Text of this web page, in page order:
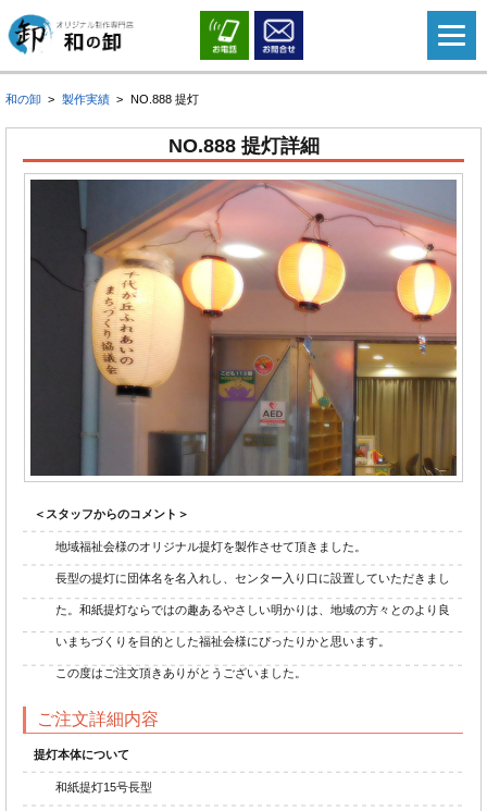
和の卸 製作実績 NO.888 提灯
NO.888 提灯詳細
＜スタッフからのコメント＞
地域福祉会様のオリジナル提灯を製作させて頂きました。
長型の提灯に団体名を名入れし、センター入り口に設置していただきまし
た。和紙提灯ならではの趣あるやさしい明かりは、地域の方々とのより良
いまちづくりを目的とした福祉会様にぴったりかと思います。
この度はご注文頂きありがとうございました。
ご注文詳細内容
提灯本体について
和紙提灯15号長型